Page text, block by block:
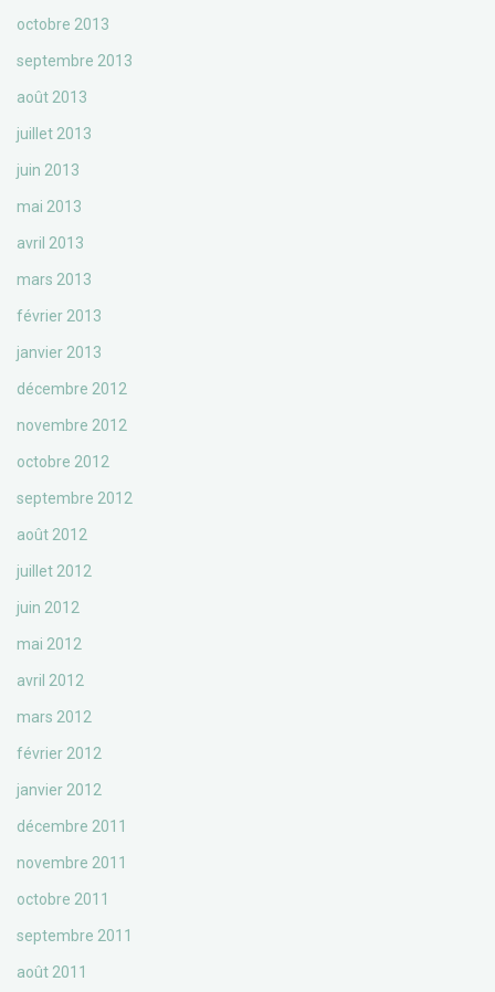
octobre 2013
septembre 2013
août 2013
juillet 2013
juin 2013
mai 2013
avril 2013
mars 2013
février 2013
janvier 2013
décembre 2012
novembre 2012
octobre 2012
septembre 2012
août 2012
juillet 2012
juin 2012
mai 2012
avril 2012
mars 2012
février 2012
janvier 2012
décembre 2011
novembre 2011
octobre 2011
septembre 2011
août 2011